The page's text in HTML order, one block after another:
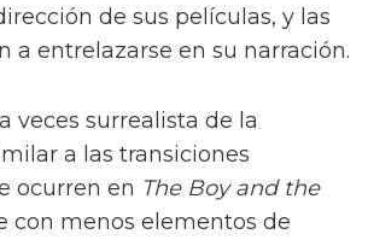
de sus películas, y las
a entrelazarse en su narración.
veces surrealista de la
a las transiciones
ocurren en The Boy and the
con menos elementos de